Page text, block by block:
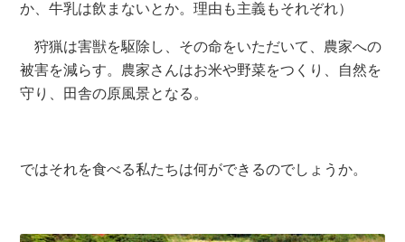
か、牛乳は飲まないとか。理由も主義もそれぞれ）
狩猟は害獣を駆除し、その命をいただいて、農家への
被害を減らす。農家さんはお米や野菜をつくり、自然を
守り、田舎の原風景となる。
ではそれを食べる私たちは何ができるのでしょうか。